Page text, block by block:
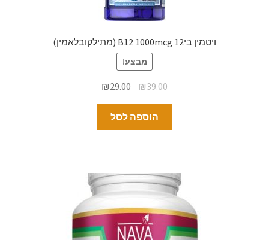
ויטמין בי12 B12 1000mcg (מתילקובלאמין)
מבצע!
₪39.00
₪29.00
הוספה לסל